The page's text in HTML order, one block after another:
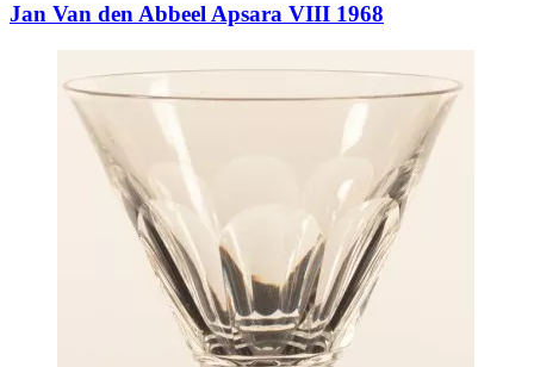
Jan Van den Abbeel Apsara VIII 1968